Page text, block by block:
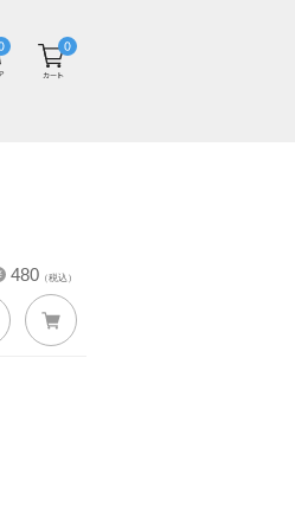
480 （税込）